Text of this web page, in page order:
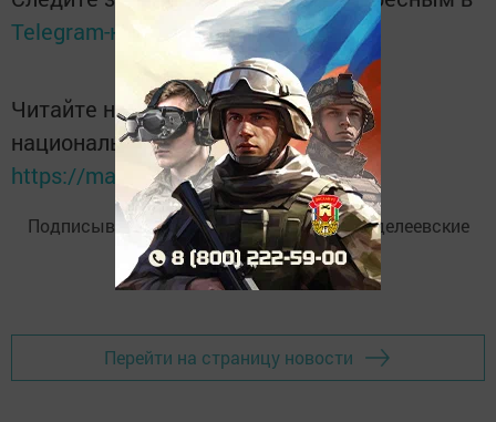
Telegram-канале
Татмедиа
Читайте новости Татарстана в
национальном мессенджере MАХ:
https://max.ru/tatmedia
Подписывайтесь наTelegram-канал«Менделеевские
новости»
Перейти на страницу новости